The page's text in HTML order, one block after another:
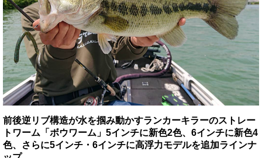
前後逆リブ構造が水を掴み動かすランカーキラーのストレー
トワーム「ボウワーム」5インチに新色2色、6インチに新色4
色、さらに5インチ・6インチに高浮力モデルを追加ラインナ